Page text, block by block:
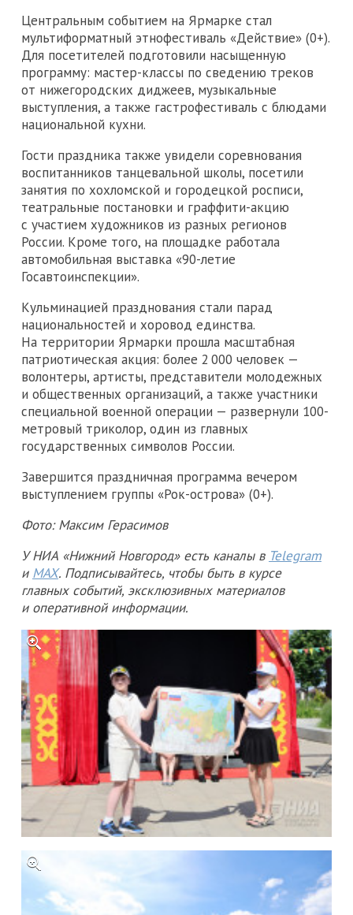
Центральным событием на Ярмарке стал
мультиформатный этнофестиваль «Действие» (0+).
Для посетителей подготовили насыщенную
программу: мастер-классы по сведению треков
от нижегородских диджеев, музыкальные
выступления, а также гастрофестиваль с блюдами
национальной кухни.
Гости праздника также увидели соревнования
воспитанников танцевальной школы, посетили
занятия по хохломской и городецкой росписи,
театральные постановки и граффити-акцию
с участием художников из разных регионов
России. Кроме того, на площадке работала
автомобильная выставка «90-летие
Госавтоинспекции».
Кульминацией празднования стали парад
национальностей и хоровод единства.
На территории Ярмарки прошла масштабная
патриотическая акция: более 2 000 человек —
волонтеры, артисты, представители молодежных
и общественных организаций, а также участники
специальной военной операции — развернули 100-
метровый триколор, один из главных
государственных символов России.
Завершится праздничная программа вечером
выступлением группы «Рок-острова» (0+).
Фото: Максим Герасимов
У НИА «Нижний Новгород» есть каналы в Telegram
и MAX. Подписывайтесь, чтобы быть в курсе
главных событий, эксклюзивных материалов
и оперативной информации.